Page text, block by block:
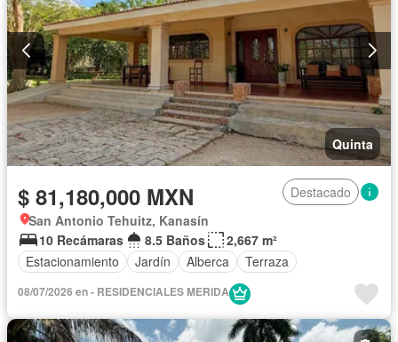
Quinta
$ 81,180,000 MXN
Destacado
San Antonio Tehuitz, Kanasín
10 Recámaras
8.5 Baños
2,667 m²
Estacionamiento
Jardín Alberca Terraza
08/07/2026 en - RESIDENCIALES MERIDA